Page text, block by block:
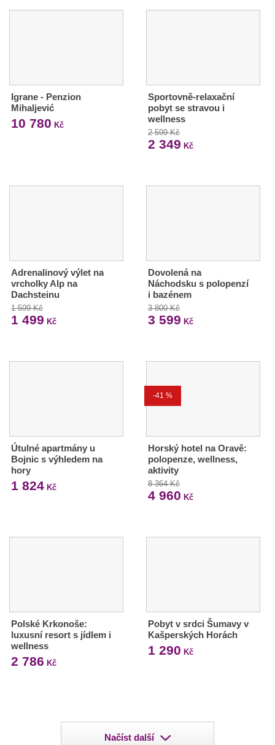
Igrane - Penzion
Mihaljević
10 780 Kč
Sportovně-relaxační
pobyt se stravou i
wellness
2 599 Kč
2 349 Kč
Adrenalinový výlet na
vrcholky Alp na
Dachsteinu
1 599 Kč
1 499 Kč
Dovolená na
Náchodsku s polopenzí
i bazénem
3 800 Kč
3 599 Kč
Útulné apartmány u
Bojnic s výhledem na
hory
1 824 Kč
-41 %
Horský hotel na Oravě:
polopenze, wellness,
aktivity
8 364 Kč
4 960 Kč
Polské Krkonoše:
luxusní resort s jídlem i
wellness
2 786 Kč
Pobyt v srdci Šumavy v
Kašperských Horách
1 290 Kč
Načíst další